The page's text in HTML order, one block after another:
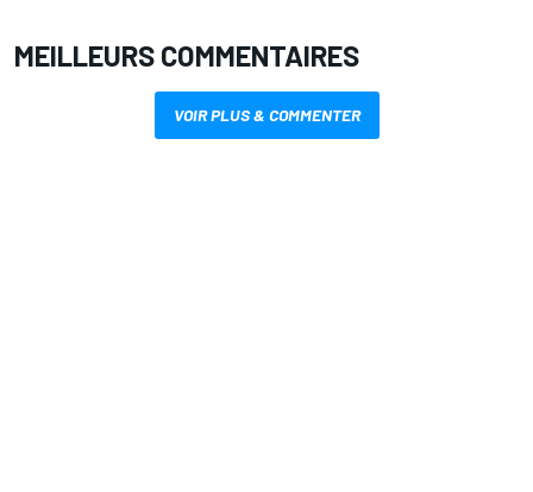
MEILLEURS COMMENTAIRES
VOIR PLUS & COMMENTER